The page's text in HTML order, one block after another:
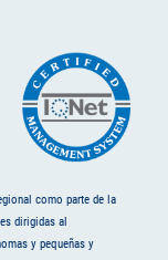
como parte de la
dirigidas al
y pequeñas y